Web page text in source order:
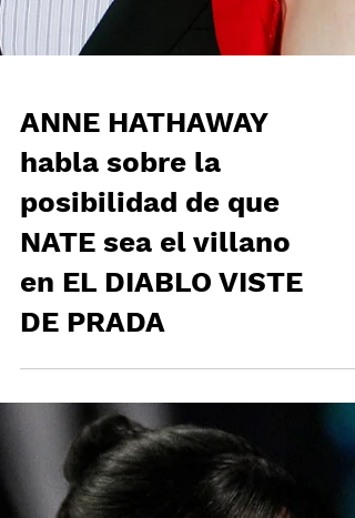
ANNE HATHAWAY
habla sobre la
posibilidad de que
NATE sea el villano
en EL DIABLO VISTE
DE PRADA